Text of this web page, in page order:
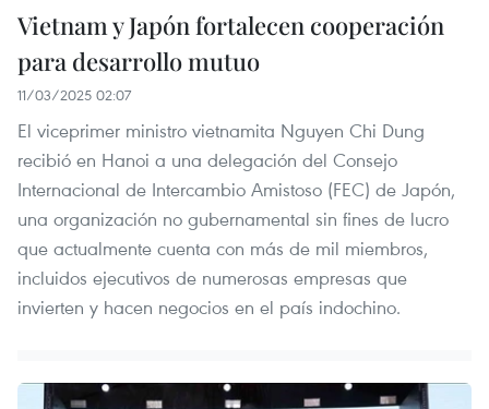
Vietnam y Japón fortalecen cooperación
para desarrollo mutuo
11/03/2025 02:07
El viceprimer ministro vietnamita Nguyen Chi Dung
recibió en Hanoi a una delegación del Consejo
Internacional de Intercambio Amistoso (FEC) de Japón,
una organización no gubernamental sin fines de lucro
que actualmente cuenta con más de mil miembros,
incluidos ejecutivos de numerosas empresas que
invierten y hacen negocios en el país indochino.